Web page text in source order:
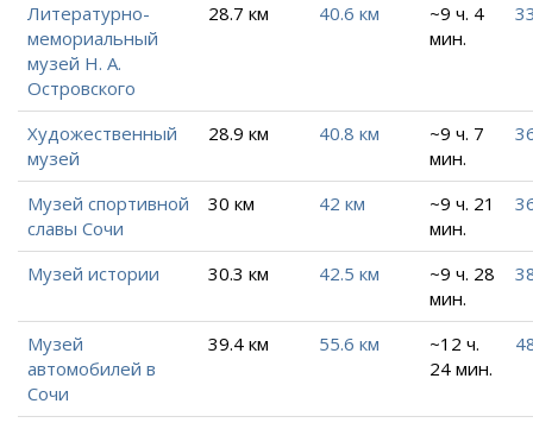
Литературно-
мемориальный
музей Н. А.
Островского
28.7 км 40.6 км
~9 ч. 4
мин.
Художественный
музей
28.9 км 40.8 км
~9 ч. 7
мин.
Музей спортивной
славы Сочи
30 км 42 км
~9 ч. 21
мин.
Музей истории 30.3 км 42.5 км
~9 ч. 28
мин.
Музей
автомобилей в
Сочи
39.4 км 55.6 км
~12 ч.
24 мин.